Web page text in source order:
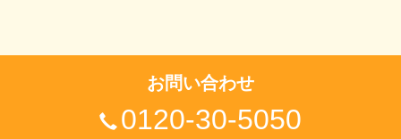
お問い合わせ
0120-30-5050